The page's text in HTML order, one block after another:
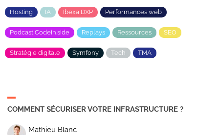
Hosting IA Ibexa DXP Performances web
Podcast Codein.side Replays Ressources SEO
Stratégie digitale Symfony Tech TMA
COMMENT SÉCURISER VOTRE INFRASTRUCTURE ?
Mathieu Blanc